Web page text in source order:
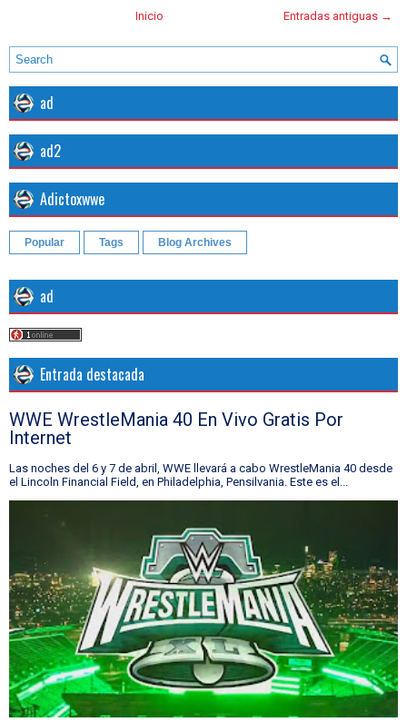
Entradas antiguas →
Inicio
ad
ad2
Adictoxwwe
Popular Tags Blog Archives
ad
Entrada destacada
WWE WrestleMania 40 En Vivo Gratis Por
Internet
Las noches del 6 y 7 de abril, WWE llevará a cabo WrestleMania 40 desde
el Lincoln Financial Field, en Philadelphia, Pensilvania. Este es el...